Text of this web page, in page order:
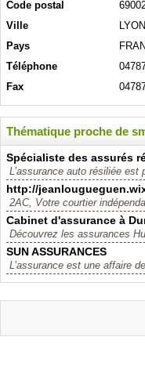
Code postal
Ville
LYON
Pays
Téléphone
Fax
Thématique proche de
Spécialiste des assurés
L’assurance auto résiliée
http://
2AC, Votre courtier
Cabinet d'assurance à
Découvrez les assurances
SUN ASSURANCES
L’assurance est une affaire